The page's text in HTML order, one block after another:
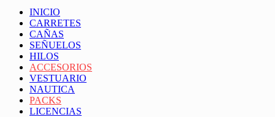
INICIO
CARRETES
CAÑAS
SEÑUELOS
HILOS
ACCESORIOS
VESTUARIO
NAUTICA
PACKS
LICENCIAS